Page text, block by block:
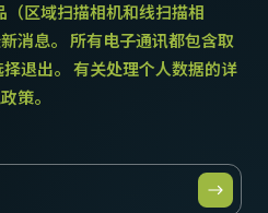
区域扫描相机和线扫描相
消息。 所有电子通讯都包含取
退出。 有关处理个人数据的详
策。